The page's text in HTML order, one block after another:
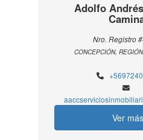
Adolfo
Nro. Registro
CONCEPCIÓN,
Ver más